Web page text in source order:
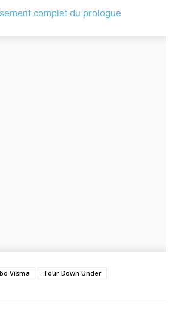
complet du prologue
Visma Tour Down Under